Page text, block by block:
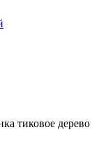
тиковое дерево